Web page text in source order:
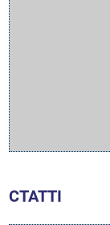
СТАТТІ